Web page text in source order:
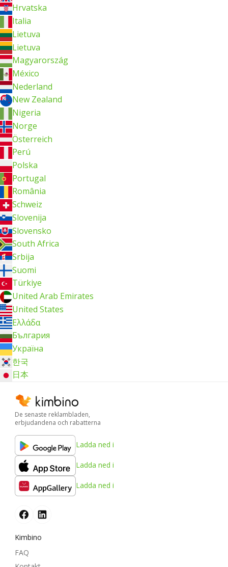
Hrvatska
Italia
Lietuva
Lietuva
Magyarország
México
Nederland
New Zealand
Nigeria
Norge
Österreich
Perú
Polska
Portugal
România
Schweiz
Slovenija
Slovensko
South Africa
Srbija
Suomi
Türkiye
United Arab Emirates
United States
Ελλάδα
България
Україна
한국
日本
De senaste reklambladen,
erbjudandena och rabatterna
Ladda ned i
Ladda ned i
Ladda ned i
Kimbino
FAQ